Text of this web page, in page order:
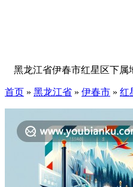
黑龙江省伊春市红星区下属
首页 » 黑龙江省 » 伊春市 » 红